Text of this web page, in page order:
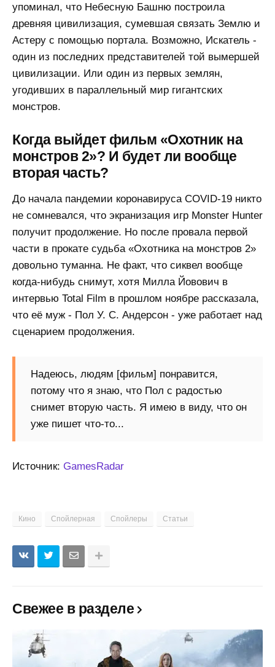
упоминал, что Небесную Башню построила
древняя цивилизация, сумевшая связать Землю и
Астеру с помощью портала. Возможно, Искатель -
один из последних представителей той вымершей
цивилизации. Или один из первых землян,
угодивших в параллельный мир гигантских
монстров.
Когда выйдет фильм «Охотник на
монстров 2»? И будет ли вообще
вторая часть?
До начала пандемии коронавируса COVID-19 никто
не сомневался, что экранизация игр Monster Hunter
получит продолжение. Но после провала первой
части в прокате судьба «Охотника на монстров 2»
довольно туманна. Не факт, что сиквел вообще
когда-нибудь снимут, хотя Милла Йовович в
интервью Total Film в прошлом ноябре рассказала,
что её муж - Пол У. С. Андерсон - уже работает над
сценарием продолжения.
Надеюсь, людям [фильм] понравится,
потому что я знаю, что Пол с радостью
снимет вторую часть. Я имею в виду, что он
уже пишет что-то...
Источник: GamesRadar
Кино Спойлерная Спойлеры Статьи
Свежее в разделе